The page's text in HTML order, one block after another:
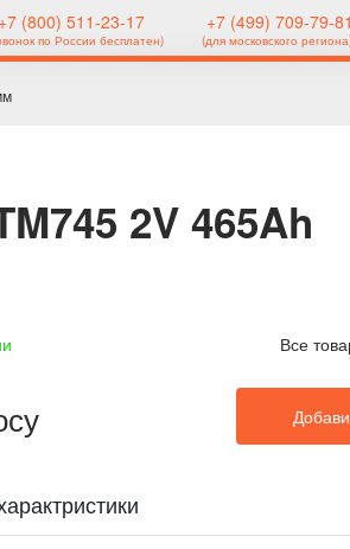
+7 (800) 511-23-17
по России бесплатен)
+7 (499) 709-79-81
(для московского
2V 465Ah
Все